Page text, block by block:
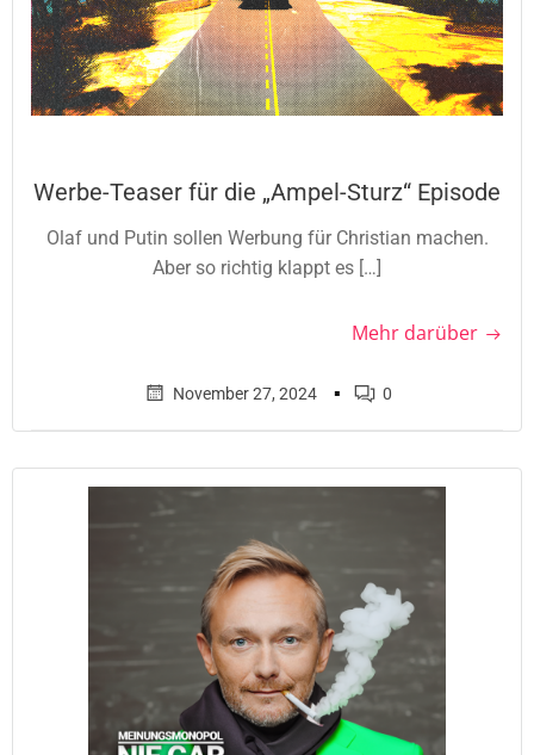
Werbe-Teaser für die „Ampel-Sturz“ Episode
Olaf und Putin sollen Werbung für Christian machen.
Aber so richtig klappt es […]
Mehr darüber
November 27, 2024 ▪ 0